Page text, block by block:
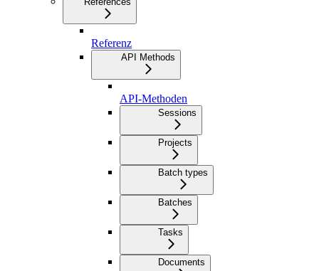
Referenz
API Methods
API-Methoden
Sessions
Projects
Batch types
Batches
Tasks
Documents